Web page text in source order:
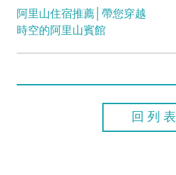
阿里山住宿推薦│帶您穿越
時空的阿里山賓館
回列表